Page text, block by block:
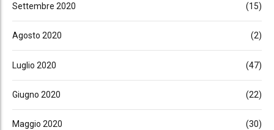
Settembre 2020 (15)
Agosto 2020 (2)
Luglio 2020 (47)
Giugno 2020 (22)
Maggio 2020 (30)